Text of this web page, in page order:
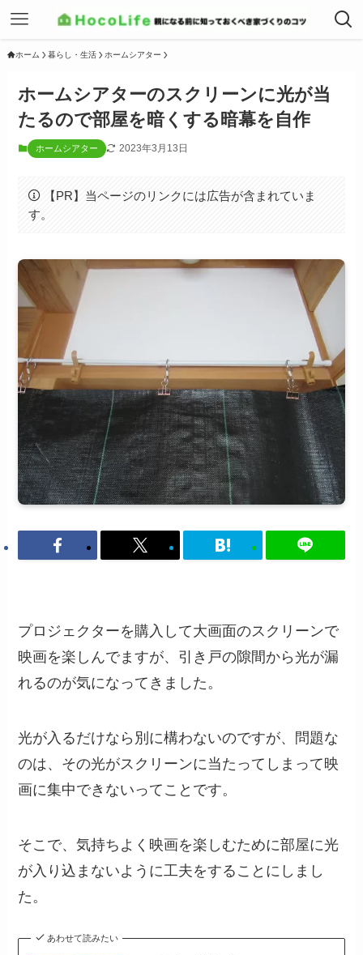
ホーム 暮らし・生活 ホームシアター
ホームシアターのスクリーンに光が当
たるので部屋を暗くする暗幕を自作
ホームシアター 2023年3月13日
【PR】当ページのリンクには広告が含まれていま
す。
プロジェクターを購入して大画面のスクリーンで
映画を楽しんでますが、引き戸の隙間から光が漏
れるのが気になってきました。
光が入るだけなら別に構わないのですが、問題な
のは、その光がスクリーンに当たってしまって映
画に集中できないってことです。
そこで、気持ちよく映画を楽しむために部屋に光
が入り込まないように工夫をすることにしまし
た。
あわせて読みたい